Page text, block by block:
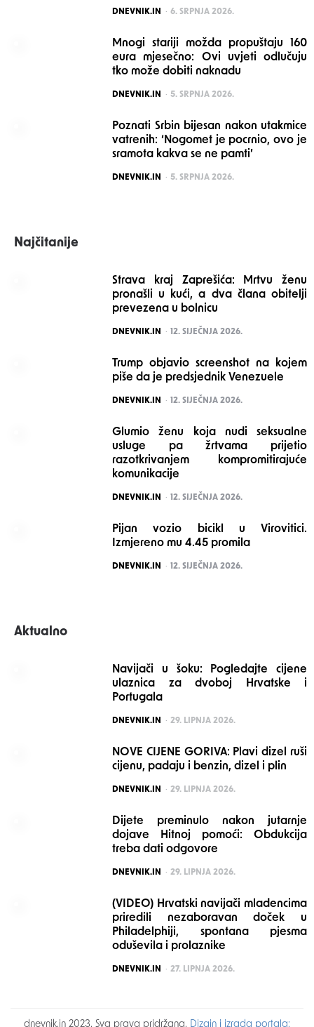
POSTED
DNEVNIK.IN 6. SRPNJA 2026.
Mnogi stariji možda propuštaju 160
eura mjesečno: Ovi uvjeti odlučuju
tko može dobiti naknadu
POSTED
DNEVNIK.IN 5. SRPNJA 2026.
Poznati Srbin bijesan nakon utakmice
vatrenih: ‘Nogomet je pocrnio, ovo je
sramota kakva se ne pamti’
POSTED
DNEVNIK.IN 5. SRPNJA 2026.
Najčitanije
Strava kraj Zaprešića: Mrtvu ženu
pronašli u kući, a dva člana obitelji
prevezena u bolnicu
POSTED
DNEVNIK.IN 12. SIJEČNJA 2026.
Trump objavio screenshot na kojem
piše da je predsjednik Venezuele
POSTED
DNEVNIK.IN 12. SIJEČNJA 2026.
Glumio ženu koja nudi seksualne
usluge pa žrtvama prijetio
razotkrivanjem kompromitirajuće
komunikacije
POSTED
DNEVNIK.IN 12. SIJEČNJA 2026.
Pijan vozio bicikl u Virovitici.
Izmjereno mu 4.45 promila
POSTED
DNEVNIK.IN 12. SIJEČNJA 2026.
Aktualno
Navijači u šoku: Pogledajte cijene
ulaznica za dvoboj Hrvatske i
Portugala
POSTED
DNEVNIK.IN 29. LIPNJA 2026.
NOVE CIJENE GORIVA: Plavi dizel ruši
cijenu, padaju i benzin, dizel i plin
POSTED
DNEVNIK.IN 29. LIPNJA 2026.
Dijete preminulo nakon jutarnje
dojave Hitnoj pomoći: Obdukcija
treba dati odgovore
POSTED
DNEVNIK.IN 29. LIPNJA 2026.
(VIDEO) Hrvatski navijači mladencima
priredili nezaboravan doček u
Philadelphiji, spontana pjesma
oduševila i prolaznike
POSTED
DNEVNIK.IN 27. LIPNJA 2026.
dnevnik.in 2023. Sva prava pridržana. Dizajn i izrada portala: